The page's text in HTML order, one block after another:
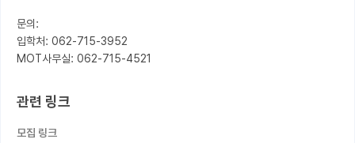
문의:
입학처: 062-715-3952
MOT사무실: 062-715-4521
관련 링크
모집 링크